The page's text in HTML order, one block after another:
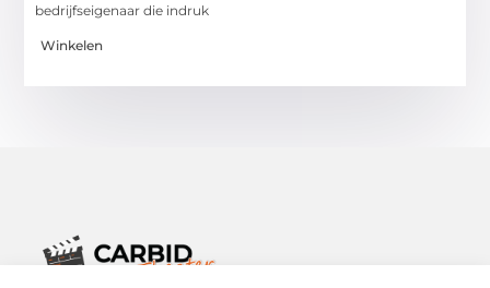
bedrijfseigenaar die indruk
Winkelen